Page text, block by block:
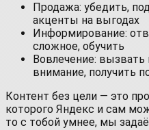
Продажа: убедить,
акценты на выгодах
Информирование:
сложное, обучить
Вовлечение: вызвать
внимание, получить
Контент без цели — это
которого Яндекс и сам
то с тобой умнее, мы